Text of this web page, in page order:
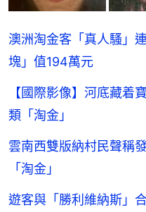
澳洲淘金客「真人騷」
塊」值194萬元
【國際影像】河底藏
類「淘金」
雲南西雙版納村民聲稱
「淘金」
遊客與「勝利維納斯」